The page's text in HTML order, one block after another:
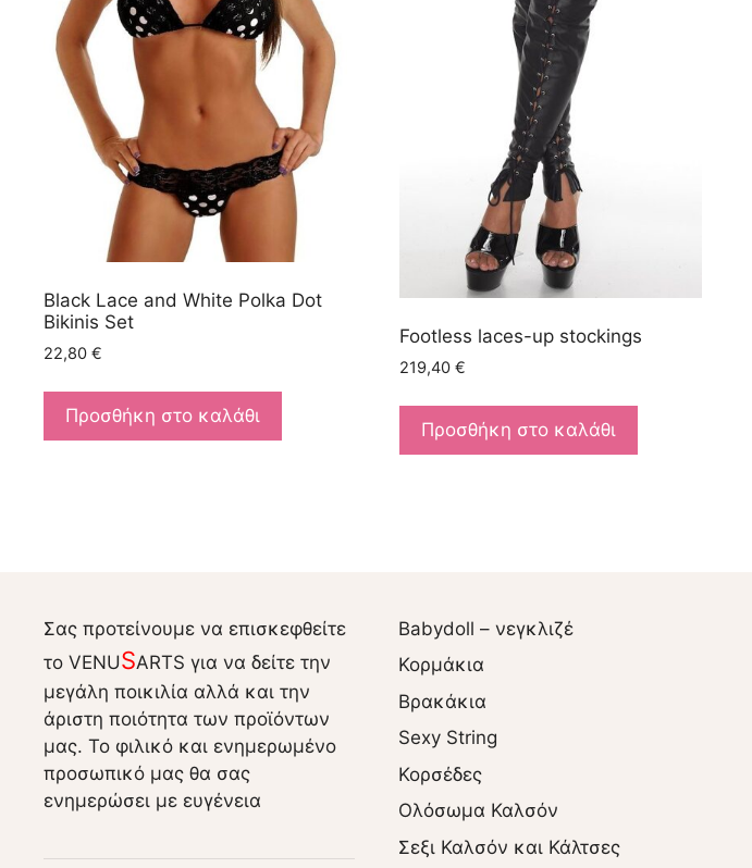
Black Lace and White Polka Dot
Bikinis Set
22,80 €
Προσθήκη στο καλάθι
Footless laces-up stockings
219,40 €
Προσθήκη στο καλάθι
Σας προτείνουμε να επισκεφθείτε
το VENUSARTS για να δείτε την
μεγάλη ποικιλία αλλά και την
άριστη ποιότητα των προϊόντων
μας. Το φιλικό και ενημερωμένο
προσωπικό μας θα σας
ενημερώσει με ευγένεια
Babydoll – νεγκλιζέ
Κορμάκια
Βρακάκια
Sexy String
Κορσέδες
Ολόσωμα Καλσόν
Σεξι Καλσόν και Κάλτσες